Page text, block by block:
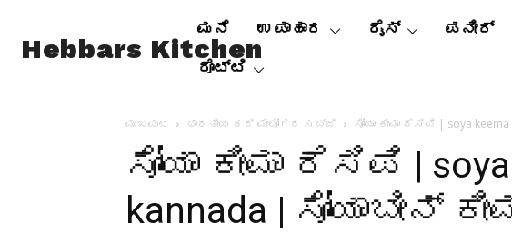
Hebbars Kitchen
ಮನೆ ಉಪಾಹಾರ ರೈಸ್ ಪನೀರ್
ರೊಟ್ಟಿ
ಮುಖಪುಟ ಭಾರತೀಯ ಕರಿ ಮೇಲೋಗರ ಸಬ್ಜಿ ಸೋಯಾ ಕೀಮಾ ರೆಸಿಪಿ | soya keema
ಸೋಯಾ ಕೀಮಾ ರೆಸಿಪಿ |
kannada | ಸೋಯಾಬೀನ್